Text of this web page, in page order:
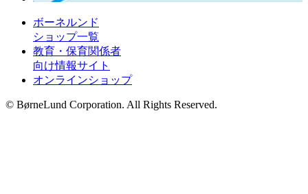
ボーネルンド
ショップ一覧
教育・保育関係者
向け情報サイト
オンラインショップ
© BørneLund Corporation. All Rights Reserved.